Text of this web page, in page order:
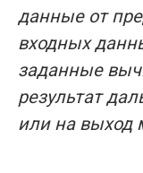
данные от
входных
заданные
результат
или на выход